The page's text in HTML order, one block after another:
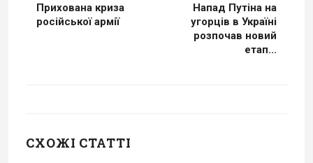
Прихована криза
російської армії
Напад Путіна на
угорців в Україні
розпочав новий
етап...
СХОЖІ СТАТТІ